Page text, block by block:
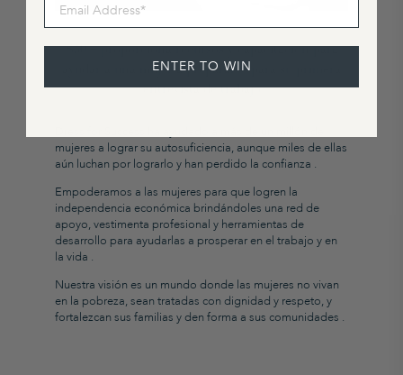
$50 = proporciona recursos y capacitación para
ayudar a una mujer a prepararse para su primera
entrevista de trabajo
mujeres a lograr su autosuficiencia, aunque miles de ellas
aún luchan por lograrlo y han perdido la confianza .
Empoderamos a las mujeres para que logren la
independencia económica brindándoles una red de
apoyo,vestimenta profesional y herramientas de
desarrollo para ayudarlas a prosperar en el trabajo y en
la vida .
Nuestra visión es un mundo donde las mujeres no vivan
en la pobreza, sean tratadas con dignidad y respeto, y
fortalezcan sus familias y den forma a sus comunidades .
ENTER TO WIN